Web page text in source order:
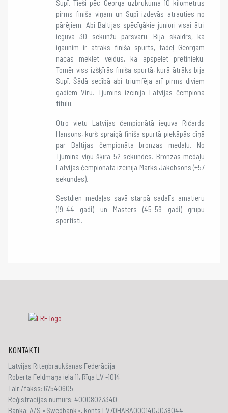
Supī. Tieši pēc Georga uzbrukuma 10 kilometrus
pirms finiša viņam un Supī izdevās atrauties no
pārējiem. Abi Baltijas spēcīgākie juniori visai ātri
ieguva 30 sekunžu pārsvaru. Bija skaidrs, ka
igaunim ir ātrāks finiša spurts, tādēļ Georgam
nācās meklēt veidus, kā apspēlēt pretinieku.
Tomēr viss izšķīrās finiša spurtā, kurā ātrāks bija
Supī. Šādā secībā abi triumfēja arī pirms diviem
gadiem Virū. Tjumins izcīnīja Latvijas čempiona
titulu.
Otro vietu Latvijas čempionātā ieguva Ričards
Hansons, kurš spraigā finiša spurtā piekāpās cīņā
par Baltijas čempionāta bronzas medaļu. No
Tjumina viņu šķīra 52 sekundes. Bronzas medaļu
Latvijas čempionātā izcīnīja Marks Jākobsons (+57
sekundes).
Sestdien medaļas savā starpā sadalīs amatieru
(19–44 gadi) un Masters (45–59 gadi) grupu
sportisti.
KONTAKTI
Latvijas Riteņbraukšanas Federācija
Roberta Feldmaņa iela 11, Rīga LV -1014
Tālr./fakss: 67540605
Reģistrācijas numurs: 40008023340
Banka: A/S «Swedbank», konts LV70HABA000140J038044